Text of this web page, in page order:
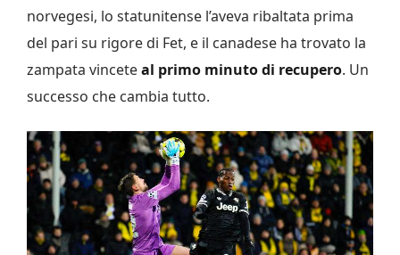
norvegesi, lo statunitense l’aveva ribaltata prima
del pari su rigore di Fet, e il canadese ha trovato la
zampata vinceteal primo minuto di recupero. Un
successo che cambia tutto.